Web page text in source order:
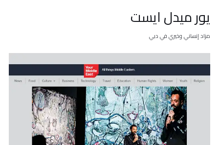
يور ميدل ايست
مزاد إنساني وخيري في دبي